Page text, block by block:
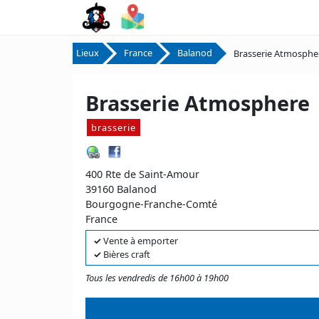
Lieux France Balanod Brasserie
Brasserie Atmosphere
brasserie
400 Rte de Saint-Amour
39160 Balanod
Bourgogne-Franche-Comté
France
✓Vente à emporter
✓ Bières craft
Tous les vendredis de 16h00 à 19h00